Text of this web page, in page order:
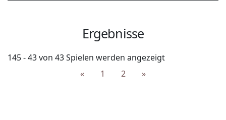
Ergebnisse
145 - 43 von 43 Spielen werden angezeigt
«
1 2 »